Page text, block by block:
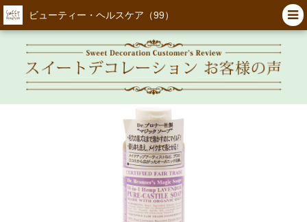
ビューティー・ヘルスケア（99）